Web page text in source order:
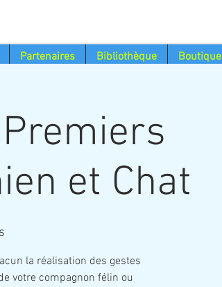
Partenaires Bibliothèque Boutique
et Chat
la réalisation des gestes
votre compagnon félin ou